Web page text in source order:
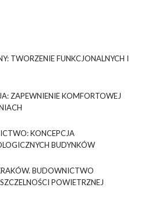
TWORZENIE FUNKCJONALNYCH I
ZAPEWNIENIE KOMFORTOWEJ
KONCEPCJA
BUDYNKÓW
BUDOWNICTWO
POWIETRZNEJ